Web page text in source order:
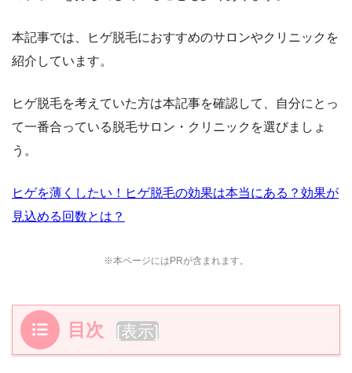
本記事では、ヒゲ脱毛におすすめのサロンやクリニックを
紹介しています。
ヒゲ脱毛を考えていた方は本記事を確認して、自分にとっ
て一番合っている脱毛サロン・クリニックを選びましょ
う。
ヒゲを薄くしたい！ヒゲ脱毛の効果は本当にある？効果が
見込める回数とは？
※本ページにはPRが含まれます。
目次 [表示]